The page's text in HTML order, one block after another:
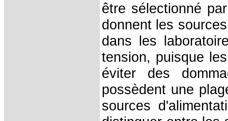
être sélectionné
donnent les
dans les
tension, puisque
éviter des
possèdent une
sources